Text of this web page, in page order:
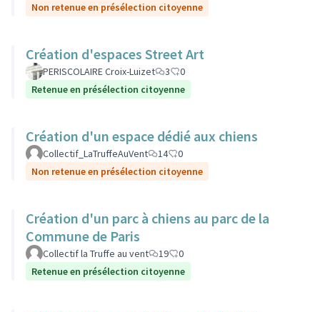
Non retenue en présélection citoyenne
Création d'espaces Street Art
PERISCOLAIRE Croix-Luizet 3
0
Retenue en présélection citoyenne
Création d'un espace dédié aux chiens
Collectif_LaTruffeAuVent 14
0
Non retenue en présélection citoyenne
Création d'un parc à chiens au parc de la
Commune de Paris
Collectif la Truffe au vent 19
0
Retenue en présélection citoyenne